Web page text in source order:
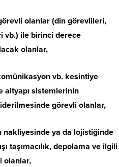
olanlar (din görevlileri,
vb.) ile birinci derece
olanlar,
vb. kesintiye
altyapı sistemlerinin
görevli olanlar,
ya da lojistiğinde
taşımacılık, depolama ve ilgili
olanlar,